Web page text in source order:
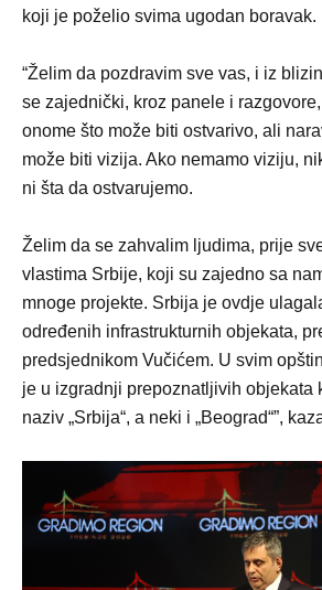
koji je poželio svima ugodan boravak.
“Želim da pozdravim sve vas, i iz
se zajednički, kroz panele i
onome što može biti ostvarivo, ali
može biti vizija. Ako nemamo viziju,
ni šta da ostvarujemo.
Želim da se zahvalim ljudima, prije
vlastima Srbije, koji su zajedno sa
mnoge projekte. Srbija je ovdje
određenih infrastrukturnih objekata,
predsjednikom Vučićem. U svim
je u izgradnji prepoznatljivih objekata
naziv „Srbija“, a neki i „Beograd“”,